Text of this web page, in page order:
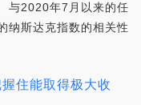
与2020年7月以来的任
纳斯达克指数的相关性
住能取得极大收